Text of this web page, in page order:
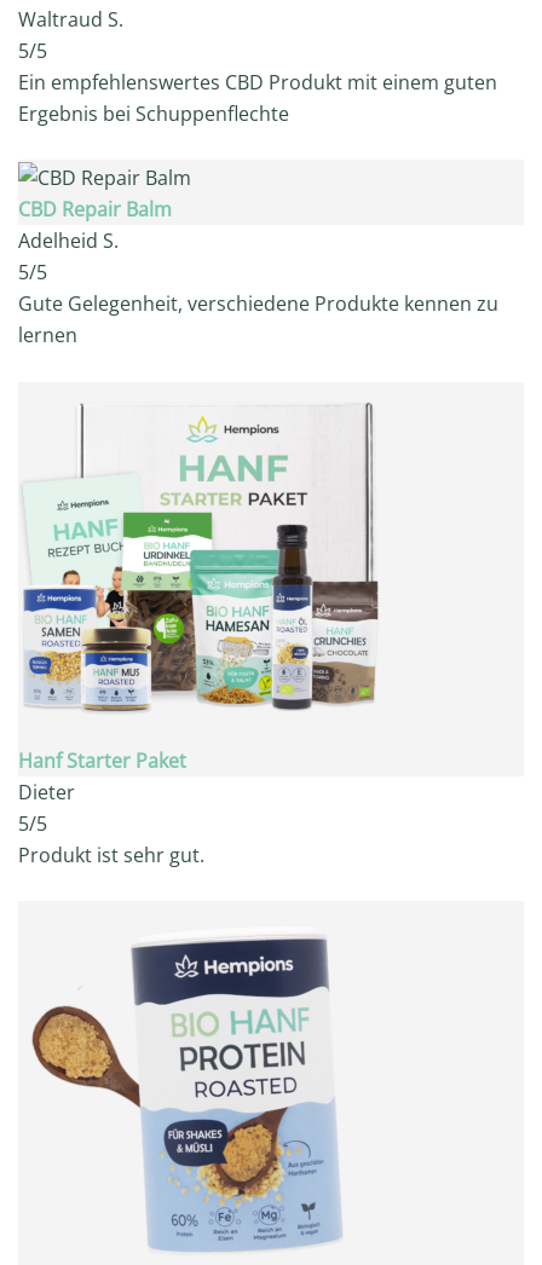
Waltraud S.
5/5
Ein empfehlenswertes CBD Produkt mit einem guten
Ergebnis bei Schuppenflechte
CBD Repair Balm
Adelheid S.
5/5
Gute Gelegenheit, verschiedene Produkte kennen zu
lernen
Hanf Starter Paket
Dieter
5/5
Produkt ist sehr gut.